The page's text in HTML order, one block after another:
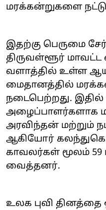
மரக்கன்றுகளை
இதற்கு பெருமை
திருவள்ளூர்
வளாத்தில் உள்ள
மைதானத்தில்
நடைபெற்றது. இதில்
அழைப்பாளர்களாக
அரவிந்தன் மற்றும்
ஆகியோர்
காவலர்கள் மூலம்
வைத்தனர்.
உலக புவி தினத்தை